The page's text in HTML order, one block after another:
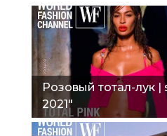
Розовый тотал-лук
2021"